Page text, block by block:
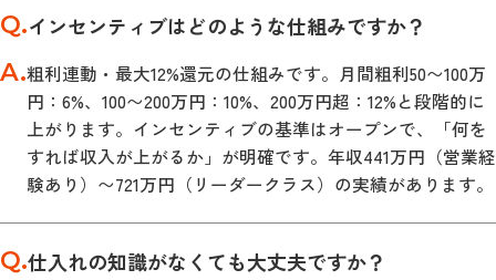
Q.インセンティブはどのような仕組みですか？
A.粗利連動・最大12%還元の仕組みです。月間粗利50〜100万
円：6%、100〜200万円：10%、200万円超：12%と段階的に
上がります。インセンティブの基準はオープンで、「何を
すれば収入が上がるか」が明確です。年収441万円（営業経
験あり）〜721万円（リーダークラス）の実績があります。
Q.仕入れの知識がなくても大丈夫ですか？